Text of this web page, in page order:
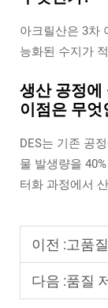
아크릴산은 3차
능화된 수지가
생산 공정에
이점은 무엇
DES는 기존 공
물 발생량을
터화 과정에서
이전 :고품질 2-에
다음 :품질 저하 없